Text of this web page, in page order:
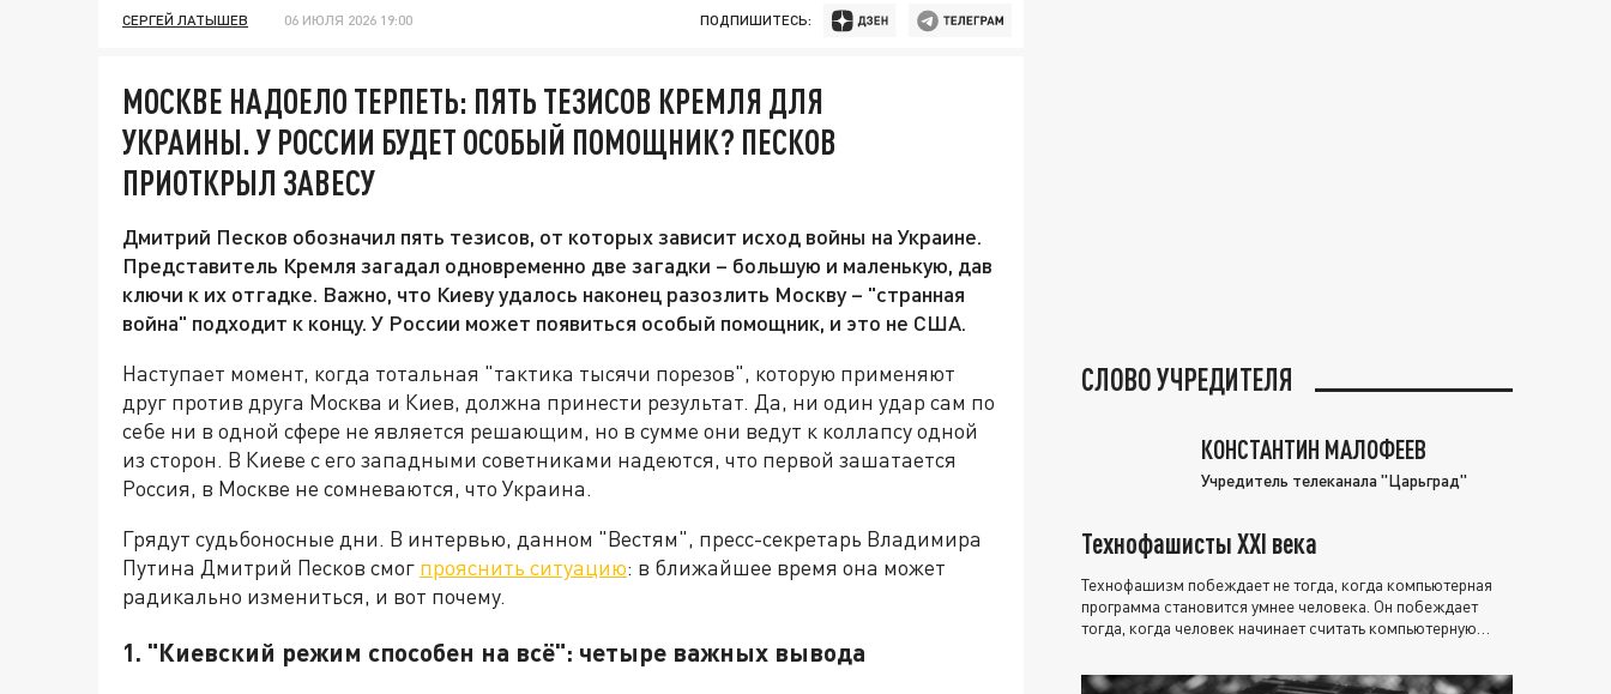
СЕРГЕЙ ЛАТЫШЕВ 06 ИЮЛЯ 2026 19:00 ПОДПИШИТЕСЬ:
МОСКВЕ НАДОЕЛО ТЕРПЕТЬ: ПЯТЬ ТЕЗИСОВ КРЕМЛЯ ДЛЯ
УКРАИНЫ. У РОССИИ БУДЕТ ОСОБЫЙ ПОМОЩНИК? ПЕСКОВ
ПРИОТКРЫЛ ЗАВЕСУ
Дмитрий Песков обозначил пять тезисов, от которых зависит исход войны на Украине.
Представитель Кремля загадал одновременно две загадки – большую и маленькую, дав
ключи к их отгадке. Важно, что Киеву удалось наконец разозлить Москву – "странная
война" подходит к концу. У России может появиться особый помощник, и это не США.
Наступает момент, когда тотальная "тактика тысячи порезов", которую применяют
друг против друга Москва и Киев, должна принести результат. Да, ни один удар сам по
себе ни в одной сфере не является решающим, но в сумме они ведут к коллапсу одной
из сторон. В Киеве с его западными советниками надеются, что первой зашатается
Россия, в Москве не сомневаются, что Украина.
Грядут судьбоносные дни. В интервью, данном "Вестям", пресс-секретарь Владимира
Путина Дмитрий Песков смог прояснить ситуацию: в ближайшее время она может
радикально измениться, и вот почему.
1. "Киевский режим способен на всё": четыре важных вывода
СЛОВО УЧРЕДИТЕЛЯ
КОНСТАНТИН МАЛОФЕЕВ
Учредитель телеканала "Царьград"
Технофашисты XXI века
Технофашизм побеждает не тогда, когда компьютерная
программа становится умнее человека. Он побеждает
тогда, когда человек начинает считать компьютерную